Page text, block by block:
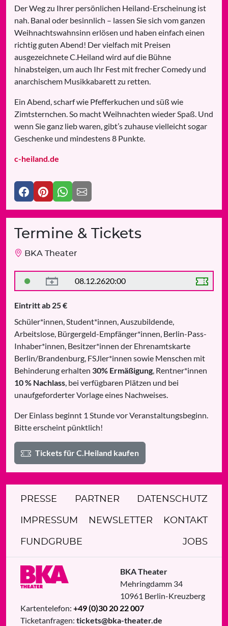
Der Weg zu Ihrer persönlichen Heiland-Erscheinung ist
nah. Banal oder besinnlich – lassen Sie sich vom ganzen
Weihnachtswahnsinn erlösen und haben einfach einen
richtig guten Abend! Der vielfach mit Preisen
ausgezeichnete C.Heiland wird auf die Bühne
hinabsteigen, um auch Ihr Fest mit frecher Comedy und
anarchischem Musikkabarett zu retten.
Ein Abend, scharf wie Pfefferkuchen und süß wie
Zimtsternchen. So macht Weihnachten wieder Spaß. Und
wenn Sie ganz lieb waren, gibt’s zuhause vielleicht sogar
Geschenke und mindestens 8 Punkte.
c-heiland.de
Termine & Tickets
BKA Theater
08.12.2620:00
Eintritt ab 25 €
Schüler*innen, Student*innen, Auszubildende,
Arbeitslose, Bürgergeld-Empfänger*innen, Berlin-Pass-
Inhaber*innen, Besitzer*innen der Ehrenamtskarte
Berlin/Brandenburg, FSJler*innen sowie Menschen mit
Behinderung erhalten 30% Ermäßigung, Rentner*innen
10 % Nachlass, bei verfügbaren Plätzen und bei
unaufgeforderter Vorlage eines Nachweises.
Der Einlass beginnt 1 Stunde vor Veranstaltungsbeginn.
Bitte erscheint pünktlich!
Tickets für C.Heiland kaufen
PRESSE PARTNER DATENSCHUTZ
IMPRESSUM NEWSLETTER KONTAKT
FUNDGRUBE JOBS
BKA Theater
Mehringdamm 34
10961 Berlin-Kreuzberg
Kartentelefon: +49 (0)30 20 22 007
Ticketanfragen: tickets@bka-theater.de